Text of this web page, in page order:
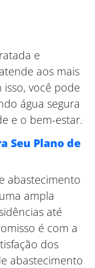
e
aos mais
você pode
água segura
e o bem-estar.
Seu Plano de
abastecimento
ampla
até
é com a
dos
abastecimento